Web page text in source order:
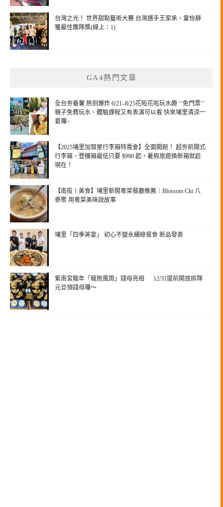
台灣之光！ 世界甜點藝術大賽 台灣選手王家承、童怡靜
獲最佳團隊獎(線上：1)
GA4熱門文章
全台夯番薯 熱到爆炸 6/21–8/25花啦花啦玩水趣 ‘’免門票’’
親子免費玩水、體驗課程又有表演可以看 快來埔里清涼一
夏囉~
【2025埔里加賀屋行李箱特賣會】全面開跑！ 超夯前開式
行李箱、登機箱最低只要 $990 起，暑假旅遊換新箱就趁
現在！
【南投〡美食】埔里新開粵菜餐廳推薦｜Blossom Chi 八
蔘聚 用粵菜美味說故事
埔里「四季蒸宴」 初心不變永續綠餐食 新品發表
紫南宮龍年「龍抱風雨」錢母亮相 12/31提前開放排隊
元旦領錢母囉～